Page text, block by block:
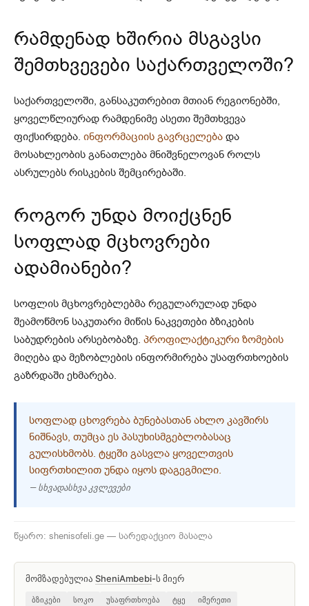
რამდენად ხშირია მსგავსი
შემთხვევები საქართველოში?
საქართველოში, განსაკუთრებით მთიან რეგიონებში,
ყოველწლიურად რამდენიმე ასეთი შემთხვევა
ფიქსირდება. ინფორმაციის გავრცელება და
მოსახლეობის განათლება მნიშვნელოვან როლს
ასრულებს რისკების შემცირებაში.
როგორ უნდა მოიქცნენ
სოფლად მცხოვრები
ადამიანები?
სოფლის მცხოვრებლებმა რეგულარულად უნდა
შეამოწმონ საკუთარი მიწის ნაკვეთები ბზიკების
საბუდრების არსებობაზე. პროფილაქტიკური ზომების
მიღება და მეზობლების ინფორმირება უსაფრთხოების
გაზრდაში ეხმარება.
ᲡᲝᲤᲚᲐᲓ ᲪᲮᲝᲕᲠᲔᲑᲐ ᲑᲣᲜᲔᲑᲐᲡᲗᲐᲜ ᲐᲮᲚᲝ ᲙᲐᲕᲨᲘᲠᲡ
ᲜᲘᲨᲜᲐᲕᲡ, ᲗᲣᲛᲪᲐ ᲔᲡ ᲞᲐᲡᲣᲮᲘᲡᲛᲒᲔᲑᲚᲝᲑᲐᲡᲐᲪ
ᲒᲣᲚᲘᲡᲮᲛᲝᲑᲡ. ᲢᲧᲔᲨᲘ ᲒᲐᲡᲕᲚᲐ ᲧᲝᲕᲔᲚᲗᲕᲘᲡ
ᲡᲘᲤᲠᲗᲮᲘᲚᲘᲗ ᲣᲜᲓᲐ ᲘᲧᲝᲡ ᲓᲐᲒᲔᲒᲛᲘᲚᲘ.
— სხვადასხვა კვლევები
წყარო: shenisofeli.ge — სარედაქციო მასალა
მომზადებულია SheniAmbebi-ს მიერ
ბზიკები სოკო უსაფრთხოება ტყე იმერეთი